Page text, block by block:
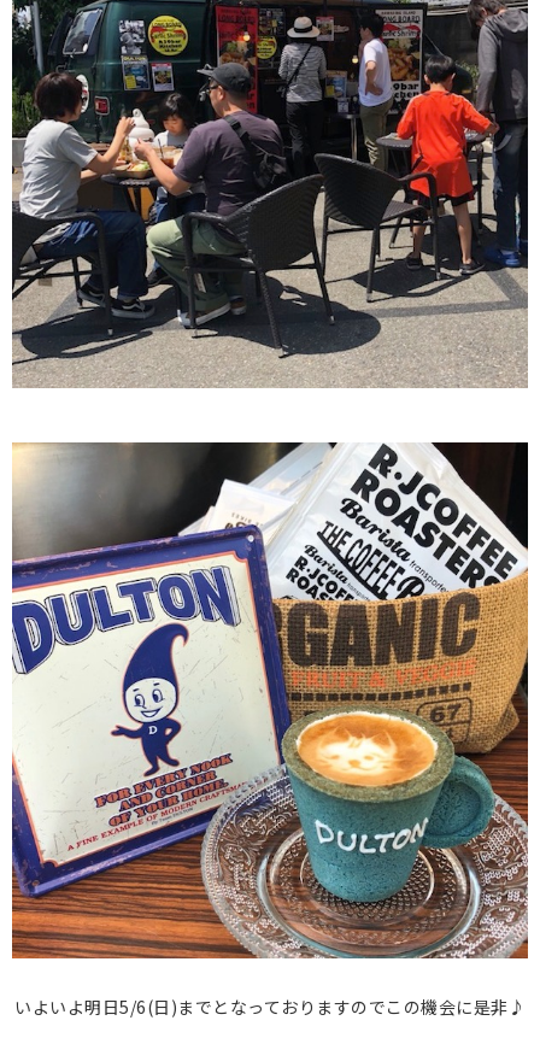
いよいよ明日5/6(日)までとなっておりますのでこの機会に是非♪